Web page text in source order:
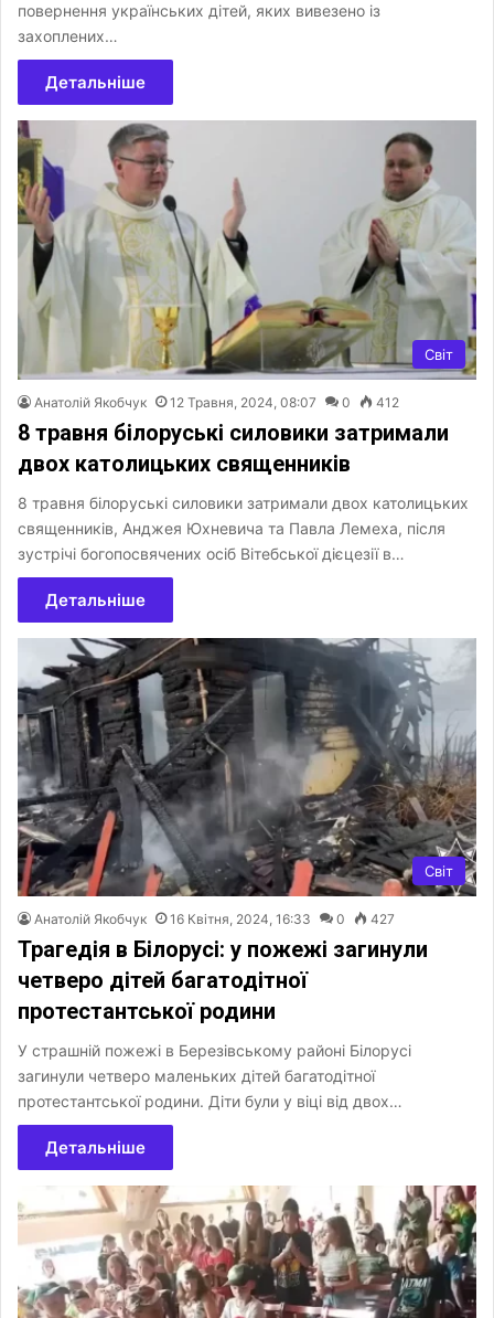
повернення українських дітей, яких вивезено із
захоплених…
Детальніше
Світ
Анатолій Якобчук 12 Травня, 2024, 08:07 0 412
8 травня білоруські силовики затримали
двох католицьких священників
8 травня білоруські силовики затримали двох католицьких
священників, Анджея Юхневича та Павла Лемеха, після
зустрічі богопосвячених осіб Вітебської дієцезії в…
Детальніше
Світ
Анатолій Якобчук 16 Квітня, 2024, 16:33 0 427
Трагедія в Білорусі: у пожежі загинули
четверо дітей багатодітної
протестантської родини
У страшній пожежі в Березівському районі Білорусі
загинули четверо маленьких дітей багатодітної
протестантської родини. Діти були у віці від двох…
Детальніше